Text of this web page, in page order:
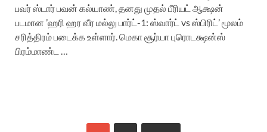
பவர் ஸ்டார் பவன் கல்யாண், தனது முதல் பீரியட் ஆக்ஷன்
படமான ’ஹரி ஹர வீர மல்லு பார்ட்-1: ஸ்வார்ட் vs ஸ்பிரிட்’ மூலம்
சரித்திரம் படைக்க உள்ளார். மெகா சூர்யா புரொடக்ஷன்ஸ்
பிரம்மாண்ட …